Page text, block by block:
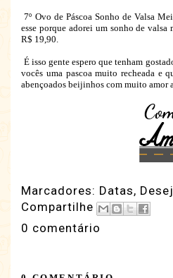
7º Ovo de Páscoa Sonho de Valsa
esse porque adorei um sonho de valsa
R$ 19,90.
É isso gente espero que tenham
vocês uma pascoa muito recheada e
abençoados beijinhos com muito amor
Marcadores: Datas,
Compartilhe
0 comentário